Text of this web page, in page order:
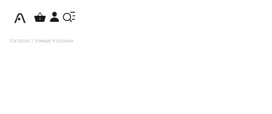
Каталог /Умные Колонки